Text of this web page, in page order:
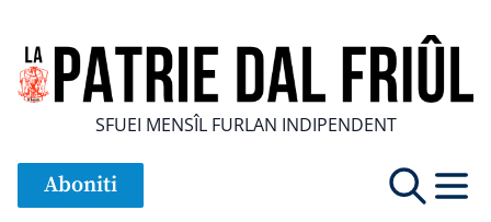
SFUEI MENSÎL FURLAN INDIPENDENT
Aboniti